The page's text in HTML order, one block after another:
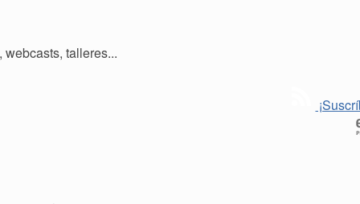
talleres...